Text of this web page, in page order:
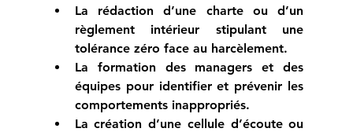
La rédaction d’une charte ou d’un
règlement intérieur stipulant une
tolérance zéro face au harcèlement.
La formation des managers et des
équipes pour identifier et prévenir les
comportements inappropriés.
La création d’une cellule d’écoute ou